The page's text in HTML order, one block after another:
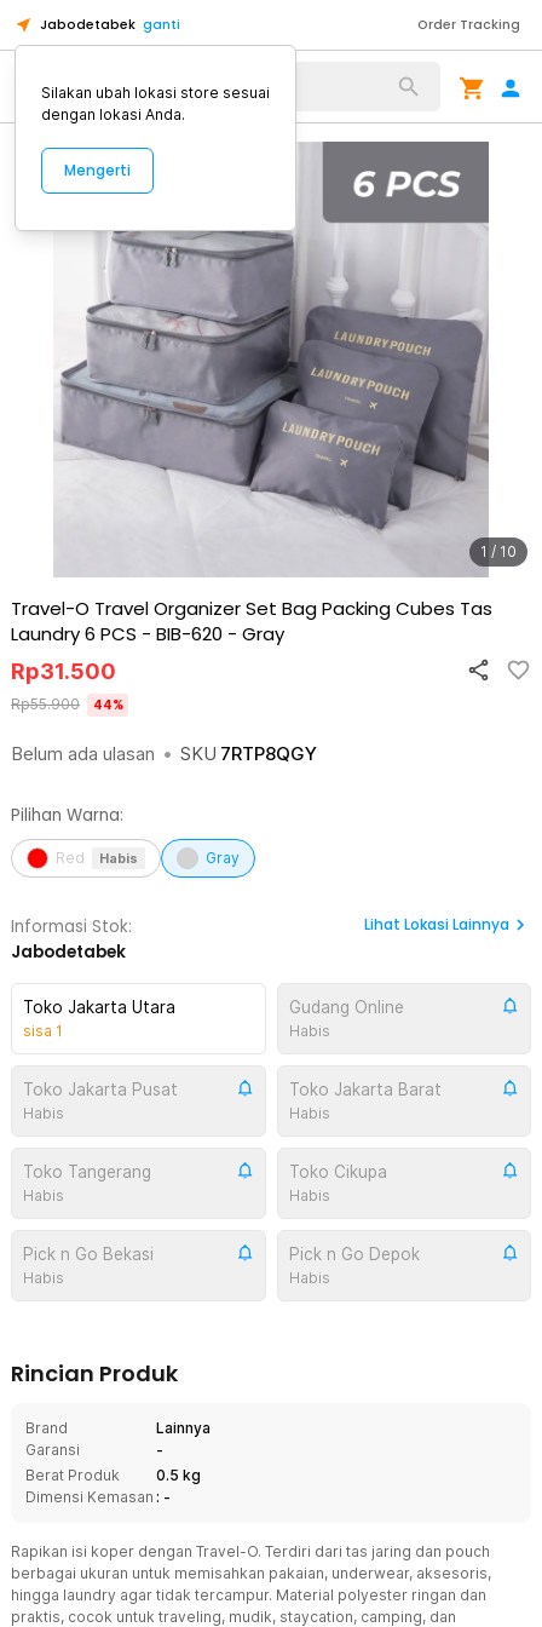
Jabodetabek ganti Order Tracking
Alat Kopi
1 / 10
Travel-O Travel Organizer Set Bag Packing Cubes Tas
Laundry 6 PCS - BIB-620 - Gray
Belum ada ulasan • SKU 7RTP8QGY
Rp31.500
Rp55.900 44%
Pilihan Warna:
Red Habis Gray
Informasi Stok:
Jabodetabek
Lihat Lokasi Lainnya
Toko Jakarta Utara
sisa 1
Gudang Online
Habis
Toko Jakarta Pusat
Habis
Toko Jakarta Barat
Habis
Toko Tangerang
Habis
Toko Cikupa
Habis
Pick n Go Bekasi
Habis
Pick n Go Depok
Habis
Rincian Produk
Brand
Lainnya
Garansi
-
Berat Produk
0.5 kg
Dimensi Kemasan : -
Rapikan isi koper dengan Travel-O. Terdiri dari tas jaring dan pouch
berbagai ukuran untuk memisahkan pakaian, underwear, aksesoris,
hingga laundry agar tidak tercampur. Material polyester ringan dan
praktis, cocok untuk traveling, mudik, staycation, camping, dan
Silakan ubah lokasi store sesuai
dengan lokasi Anda.
Mengerti